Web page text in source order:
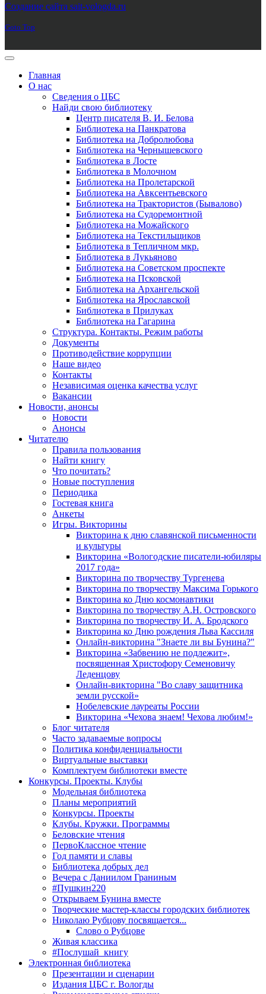
Создание сайта sait-vologda.ru
Goto Top
Главная
О нас
Сведения о ЦБС
Найди свою библиотеку
Центр писателя В. И. Белова
Библиотека на Панкратова
Библиотека на Добролюбова
Библиотека на Чернышевского
Библиотека в Лосте
Библиотека в Молочном
Библиотека на Пролетарской
Библиотека на Авксентьевского
Библиотека на Трактористов (Бывалово)
Библиотека на Судоремонтной
Библиотека на Можайского
Библиотека на Текстильщиков
Библиотека в Тепличном мкр.
Библиотека в Лукьяново
Библиотека на Советском проспекте
Библиотека на Псковской
Библиотека на Архангельской
Библиотека на Ярославской
Библиотека в Прилуках
Библиотека на Гагарина
Структура. Контакты. Режим работы
Документы
Противодействие коррупции
Наше видео
Контакты
Независимая оценка качества услуг
Вакансии
Новости, анонсы
Новости
Анонсы
Читателю
Правила пользования
Найти книгу
Что почитать?
Новые поступления
Периодика
Гостевая книга
Анкеты
Игры. Викторины
Викторина к дню славянской письменности
и культуры
Викторина «Вологодские писатели-юбиляры
2017 года»
Викторина по творчеству Тургенева
Викторина по творчеству Максима Горького
Викторина ко Дню космонавтики
Викторина по творчеству А.Н. Островского
Викторина по творчеству И. А. Бродского
Викторина ко Дню рождения Льва Кассиля
Онлайн-викторина "Знаете ли вы Бунина?"
Викторина «Забвению не подлежит»,
посвященная Христофору Семеновичу
Леденцову
Онлайн-викторина "Во славу защитника
земли русской»
Нобелевские лауреаты России
Викторина «Чехова знаем! Чехова любим!»
Блог читателя
Часто задаваемые вопросы
Политика конфиденциальности
Виртуальные выставки
Комплектуем библиотеки вместе
Конкурсы. Проекты. Клубы
Модельная библиотека
Планы мероприятий
Конкурсы. Проекты
Клубы. Кружки. Программы
Беловские чтения
ПервоКлассное чтение
Год памяти и славы
Библиотека добрых дел
Вечера с Даниилом Граниным
#Пушкин220
Открываем Бунина вместе
Творческие мастер-классы городских библиотек
Николаю Рубцову посвящается...
Слово о Рубцове
Живая классика
#Послушай_книгу
Электронная библиотека
Презентации и сценарии
Издания ЦБС г. Вологды